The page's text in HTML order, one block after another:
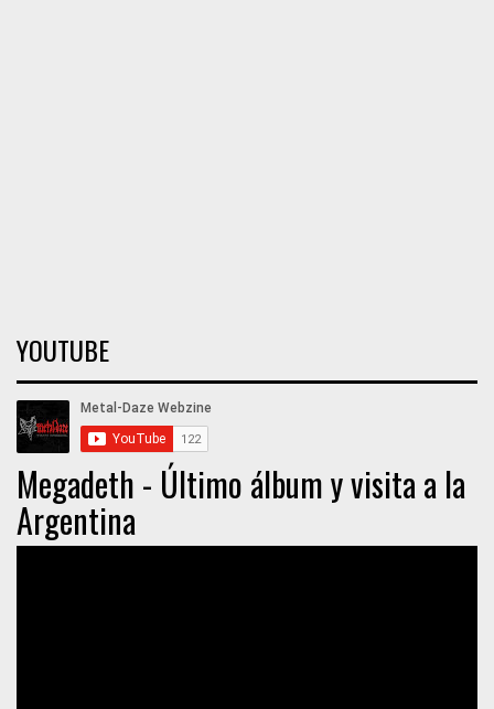
YOUTUBE
Megadeth - Último álbum y visita a la
Argentina